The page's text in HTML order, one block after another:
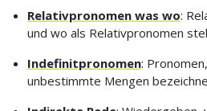
Relativpronomen was wo:
und wo als Relativpronomen
Indefinitpronomen:
unbestimmte Mengen